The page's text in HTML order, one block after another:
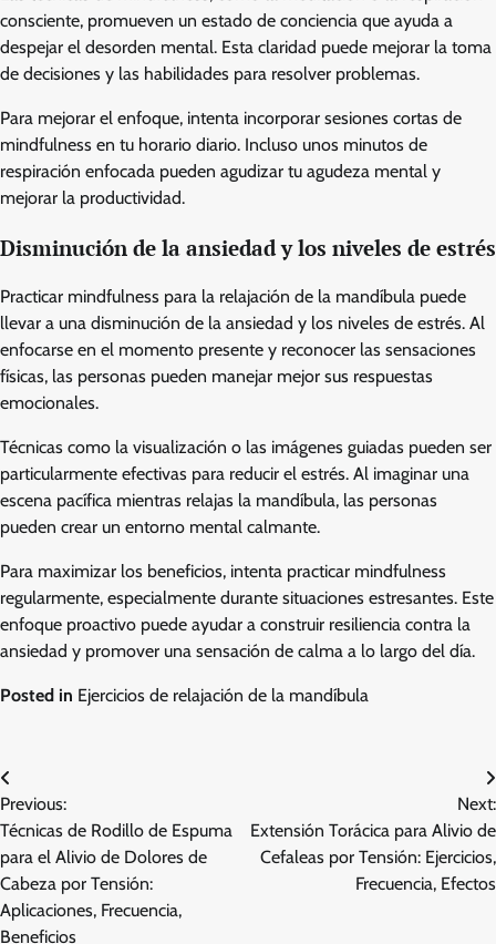
consciente, promueven un estado de conciencia que ayuda a
despejar el desorden mental. Esta claridad puede mejorar la toma
de decisiones y las habilidades para resolver problemas.
Para mejorar el enfoque, intenta incorporar sesiones cortas de
mindfulness en tu horario diario. Incluso unos minutos de
respiración enfocada pueden agudizar tu agudeza mental y
mejorar la productividad.
Disminución de la ansiedad y los niveles de estrés
Practicar mindfulness para la relajación de la mandíbula puede
llevar a una disminución de la ansiedad y los niveles de estrés. Al
enfocarse en el momento presente y reconocer las sensaciones
físicas, las personas pueden manejar mejor sus respuestas
emocionales.
Técnicas como la visualización o las imágenes guiadas pueden ser
particularmente efectivas para reducir el estrés. Al imaginar una
escena pacífica mientras relajas la mandíbula, las personas
pueden crear un entorno mental calmante.
Para maximizar los beneficios, intenta practicar mindfulness
regularmente, especialmente durante situaciones estresantes. Este
enfoque proactivo puede ayudar a construir resiliencia contra la
ansiedad y promover una sensación de calma a lo largo del día.
Posted in Ejercicios de relajación de la mandíbula
Post
navigation
Previous:
Técnicas de Rodillo de Espuma
para el Alivio de Dolores de
Cabeza por Tensión:
Aplicaciones, Frecuencia,
Beneficios
Next:
Extensión Torácica para Alivio de
Cefaleas por Tensión: Ejercicios,
Frecuencia, Efectos